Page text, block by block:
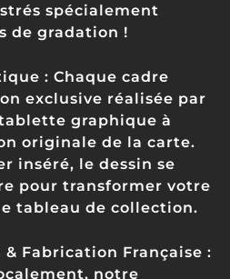
spécialement
de gradation !
: Chaque cadre
exclusive réalisée par
graphique à
originale de la carte.
inséré, le dessin se
pour transformer votre
tableau de collection.
Fabrication Française :
notre